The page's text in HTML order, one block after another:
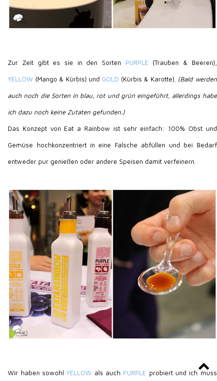
Zur Zeit gibt es sie in den Sorten PURPLE (Trauben & Beeren),
YELLOW (Mango & Kürbis) und GOLD (Kürbis & Karotte). (Bald werden
auch noch die Sorten in blau, rot und grün eingeführt, allerdings habe
ich dazu noch keine Zutaten gefunden.)
Das Konzept von Eat a Rainbow ist sehr einfach: 100% Obst und
Gemüse hochkonzentriert in eine Falsche abfüllen und bei Bedarf
entweder pur genießen oder andere Speisen damit verfeinern.
Wir haben sowohlYELLOW als auch PURPLE probiert und ich muss